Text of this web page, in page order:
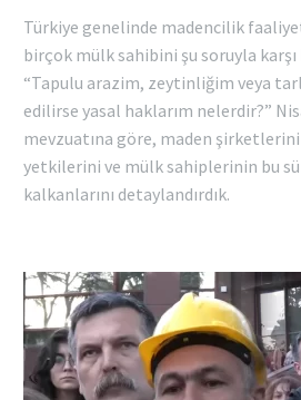
Türkiye genelinde madencilik
birçok mülk sahibini şu soruyla karşı
“Tapulu arazim, zeytinliğim veya
edilirse yasal haklarım nelerdir?”
mevzuatına göre, maden
yetkilerini ve mülk sahiplerinin bu
kalkanlarını detaylandırdık.